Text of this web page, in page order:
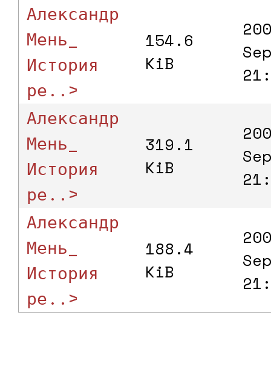
Александр
Мень_
История
ре..>
154.6
KiB
Александр
Мень_
История
ре..>
319.1
KiB
Александр
Мень_
История
ре..>
188.4
KiB